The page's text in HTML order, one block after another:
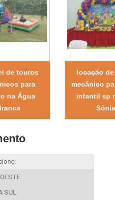
de touros
para
na Água
locação
mecânico
infantil sp
Sônia
SUL